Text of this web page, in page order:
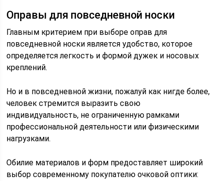
Оправы для повседневной носки
Главным критерием при выборе оправ для
повседневной носки является удобство, которое
определяется легкость и формой дужек и носовых
креплений.
Но и в повседневной жизни, пожалуй как нигде более,
человек стремится выразить свою
индивидуальность, не ограниченную рамками
профессиональной деятельности или физическими
нагрузками.
Обилие материалов и форм предоставляет широкий
выбор современному покупателю очковой оптики: